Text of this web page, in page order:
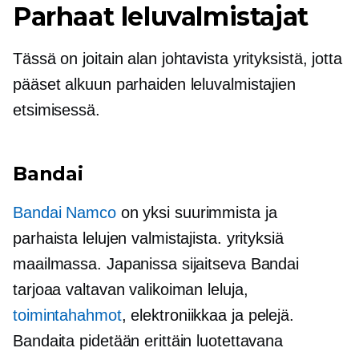
Parhaat leluvalmistajat
Tässä on joitain alan johtavista yrityksistä, jotta
pääset alkuun parhaiden leluvalmistajien
etsimisessä.
Bandai
Bandai Namcoon yksi suurimmista ja
parhaista lelujen valmistajista. yrityksiä
maailmassa. Japanissa sijaitseva Bandai
tarjoaa valtavan valikoiman leluja,
toimintahahmot, elektroniikkaa ja pelejä.
Bandaita pidetään erittäin luotettavana